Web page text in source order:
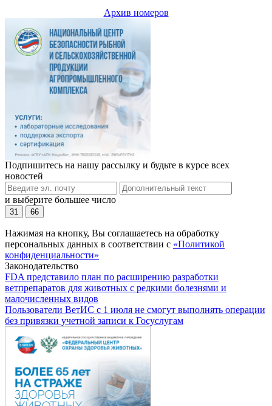
Архив номеров
Подпишитесь на нашу рассылку и будьте в курсе всех
новостей
и выберите большее число
31 66
Нажимая на кнопку, Вы соглашаетесь на обработку
персональных данных в соответствии с «Политикой
конфиденциальности»
Законодательство
FDA представило план по расширению разработки
ветпрепаратов для животных с редкими болезнями и
малочисленных видов
Пользователи ВетИС с 1 июля не смогут выполнять операции
без привязки учетной записи к Госуслугам